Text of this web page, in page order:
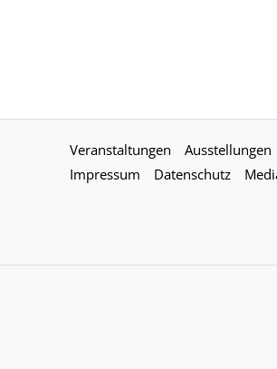
Veranstaltungen Ausstellungen
Impressum
Datenschutz